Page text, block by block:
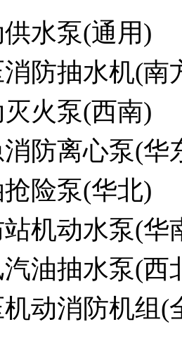
水泵(通用)
防抽水机(南
火泵(西南)
防离心泵(华
险泵(华北)
机动水泵(华
油抽水泵(西
动消防机组(